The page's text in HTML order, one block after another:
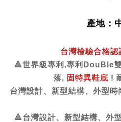
產地：
台灣檢驗合格認
🔺世界級專利,專利 DouBle
落, 固特異鞋底 !
台灣設計、新型結構、外型時
🔺台灣設計、新型結構、外